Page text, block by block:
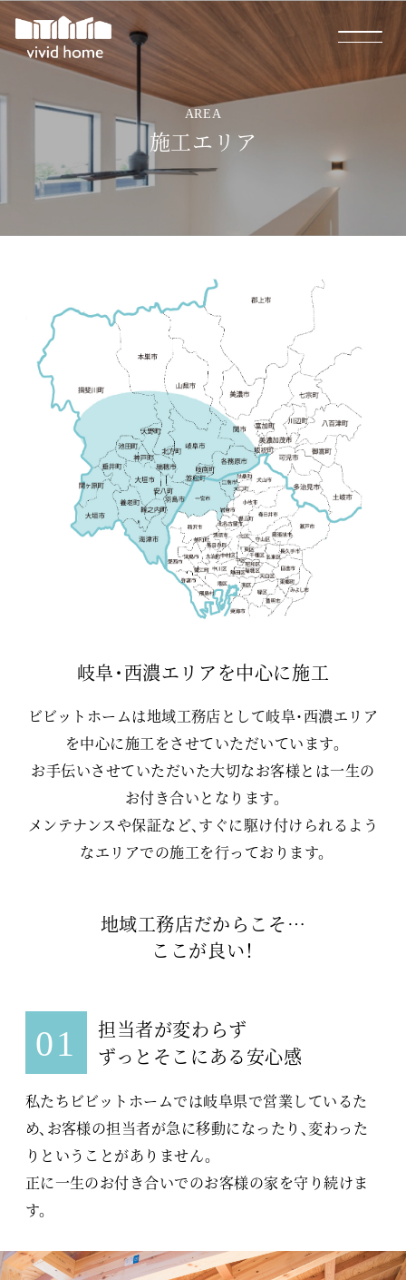
AREA
施工エリア
岐阜・西濃エリアを中心に施工
ビビットホームは地域工務店として岐阜・西濃エリア
を中心に施工をさせていただいています。
お手伝いさせていただいた大切なお客様とは一生の
お付き合いとなります。
メンテナンスや保証など、すぐに駆け付けられるよう
なエリアでの施工を行っております。
地域工務店だからこそ…
ここが良い！
01
担当者が変わらず
ずっとそこにある安心感
私たちビビットホームでは岐阜県で営業しているた
め、 お客様の担当者が急に移動になったり、変わった
りということがありません。
正に一生のお付き合いでのお客様の家を守り続けま
す。